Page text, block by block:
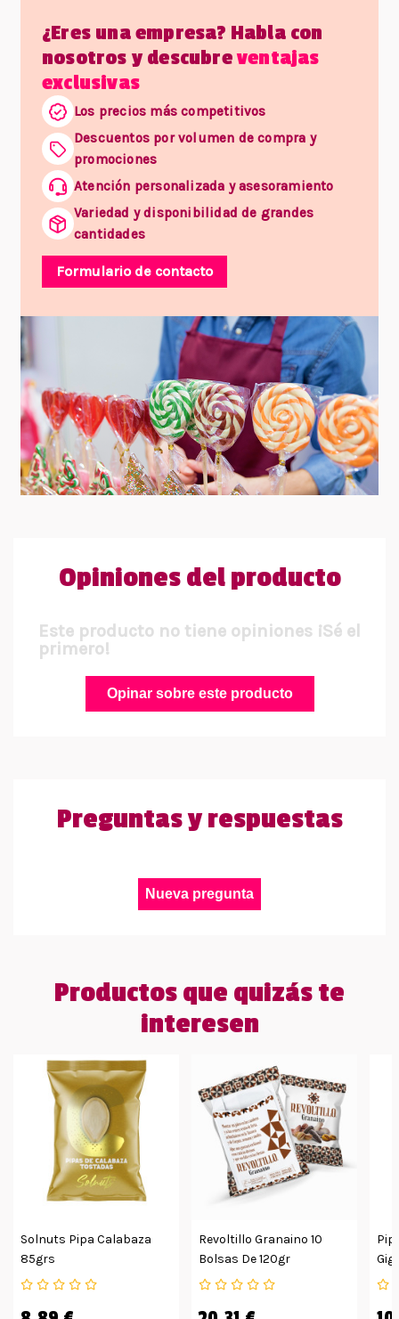
¿Eres una empresa? Habla con
nosotros y descubreventajas
exclusivas
Los precios más competitivos
Descuentos por volumen de compra y
promociones
Atención personalizada y asesoramiento
Variedad y disponibilidad de grandes
cantidades
Formulario de contacto
Opiniones del producto
Este producto no tiene opiniones ¡Sé el
primero!
Opinar sobre este producto
Preguntas y respuestas
Nueva pregunta
Productos que quizás te
interesen
Solnuts Pipa Calabaza
85grs
Revoltillo Granaino 10
Bolsas De 120gr